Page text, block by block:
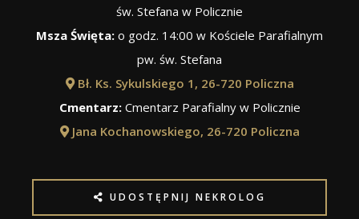
św. Stefana w Policznie
Msza Święta: o godz. 14:00 w Kościele Parafialnym
pw. św. Stefana
Bł. Ks. Sykulskiego 1, 26-720 Policzna
Cmentarz:Cmentarz Parafialny w Policznie
Jana Kochanowskiego, 26-720 Policzna
UDOSTĘPNIJ NEKROLOG